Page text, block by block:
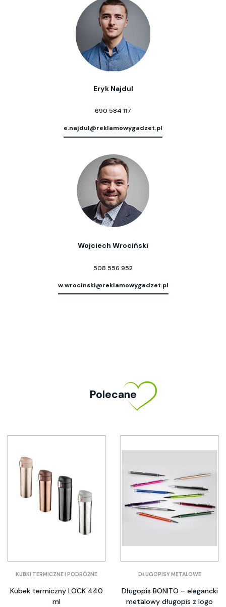
Eryk Najdul
690 584 117
e.najdul@reklamowygadzet.pl
Wojciech Wrociński
508 556 952
w.wrocinski@reklamowygadzet.pl
Polecane
KUBKI TERMICZNE I PODRÓŻNE
Kubek termiczny LOCK 440
ml
DŁUGOPISY METALOWE
Długopis BONITO – elegancki
metalowy długopis z logo